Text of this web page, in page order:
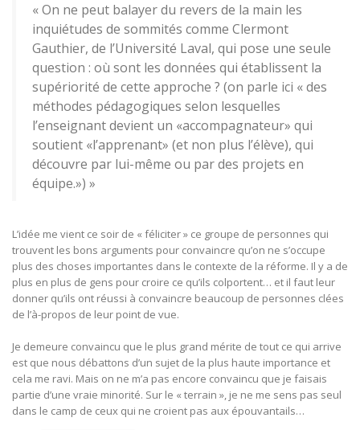
« On ne peut balayer du revers de la main les
inquiétudes de sommités comme Clermont
Gauthier, de l’Université Laval, qui pose une seule
question : où sont les données qui établissent la
supériorité de cette approche ? (on parle ici « des
méthodes pédagogiques selon lesquelles
l’enseignant devient un «accompagnateur» qui
soutient «l’apprenant» (et non plus l’élève), qui
découvre par lui-même ou par des projets en
équipe.») »
L’idée me vient ce soir de « féliciter » ce groupe de personnes qui
trouvent les bons arguments pour convaincre qu’on ne s’occupe
plus des choses importantes dans le contexte de la réforme. Il y a de
plus en plus de gens pour croire ce qu’ils colportent… et il faut leur
donner qu’ils ont réussi à convaincre beaucoup de personnes clées
de l’à-propos de leur point de vue.
Je demeure convaincu que le plus grand mérite de tout ce qui arrive
est que nous débattons d’un sujet de la plus haute importance et
cela me ravi. Mais on ne m’a pas encore convaincu que je faisais
partie d’une vraie minorité. Sur le « terrain », je ne me sens pas seul
dans le camp de ceux qui ne croient pas aux épouvantails…